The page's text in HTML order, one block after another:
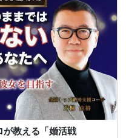
が教える「婚活戦